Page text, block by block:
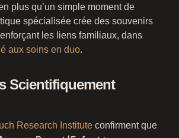
plus qu’un simple moment de
spécialisée crée des souvenirs
les liens familiaux, dans
aux soins en duo.
Scientifiquement
Research Institute confirment que